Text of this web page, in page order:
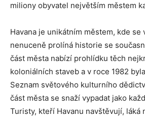
miliony obyvatel největším městem
Havana je unikátním městem, kde
nenuceně prolíná historie se
část města nabízí prohlídku těch
koloniálních staveb a v roce 1982
Seznam světového kulturního
část města se snaží vypadat jako
Turisty, kteří Havanu navštěvují, láká